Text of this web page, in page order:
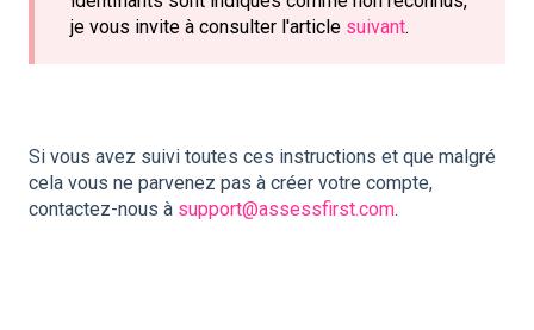
je vous invite à consulter l'article suivant.
Si vous avez suivi toutes ces instructions et que malgré
cela vous ne parvenez pas à créer votre compte,
contactez-nous à support@assessfirst.com.